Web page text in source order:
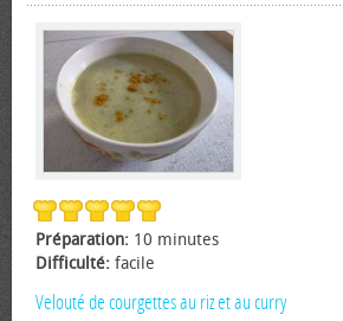
Préparation: 10 minutes
Difficulté: facile
Velouté de courgettes au riz et au curry